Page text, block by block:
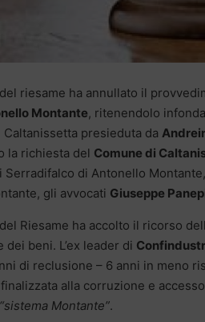
riesame ha annullato il
Montante, ritenendolo
Caltanissetta presieduta da
la richiesta del Comune di
Serradifalco di Antonello
gli avvocati Giuseppe
Riesame ha accolto il ricorso
beni. L’ex leader di
di reclusione – 6 anni in meno
alla corruzione e
“sistema Montante”.